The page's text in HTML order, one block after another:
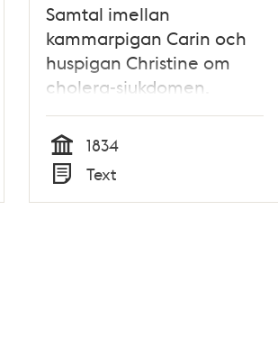
Samtal imellan
kammarpigan Carin och
huspigan Christine om
cholera-sjukdomen.
Tid
1834
Typ
Text